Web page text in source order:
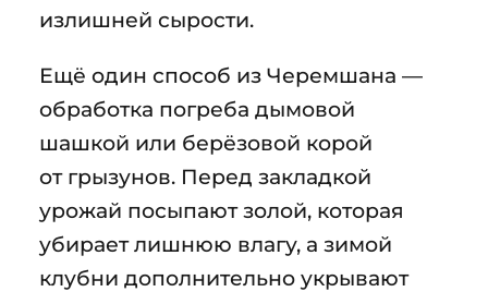
излишней сырости.
Ещё один способ из Черемшана —
обработка погреба дымовой
шашкой или берёзовой корой
от грызунов. Перед закладкой
урожай посыпают золой, которая
убирает лишнюю влагу, а зимой
клубни дополнительно укрывают